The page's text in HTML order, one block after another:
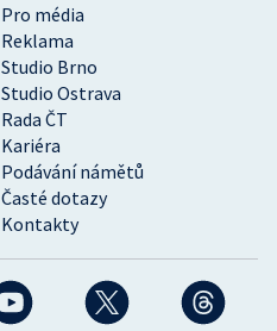
Pro média
Reklama
Studio Brno
Studio Ostrava
Rada ČT
Kariéra
Podávání námětů
Časté dotazy
Kontakty